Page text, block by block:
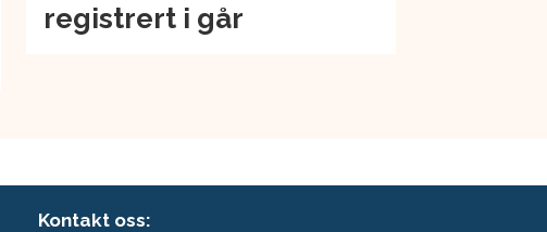
registrert i går
Kontakt oss: